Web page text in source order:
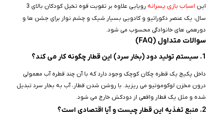
این اسباب‌ بازی پسرانه
رویایی علاوه بر تقویت قوه‌ تخیل کودکان بالای 3
سال، یک عنصر دکوراتیو و کادویی بسیار شیک و چشم‌ نواز برای جشن‌ ها و
دورهمی‌ های خانوادگی محسوب می‌ شود.
سوالات متداول (FAQ)
1. سیستم تولید دود (بخار سرد) این قطار چگونه کار می‌ کند؟
داخل پکیج یک قطره‌ چکان کوچک وجود دارد که با آن چند قطره آب معمولی
درون مخزن لوکوموتیو می‌ ریزید. با روشن شدن قطار، آب به بخار سرد تبدیل
شده و مثل یک قطار واقعی از دودکش خارج می‌ شود.
2. منبع تغذیه این قطار چیست و آیا اقتصادی است؟